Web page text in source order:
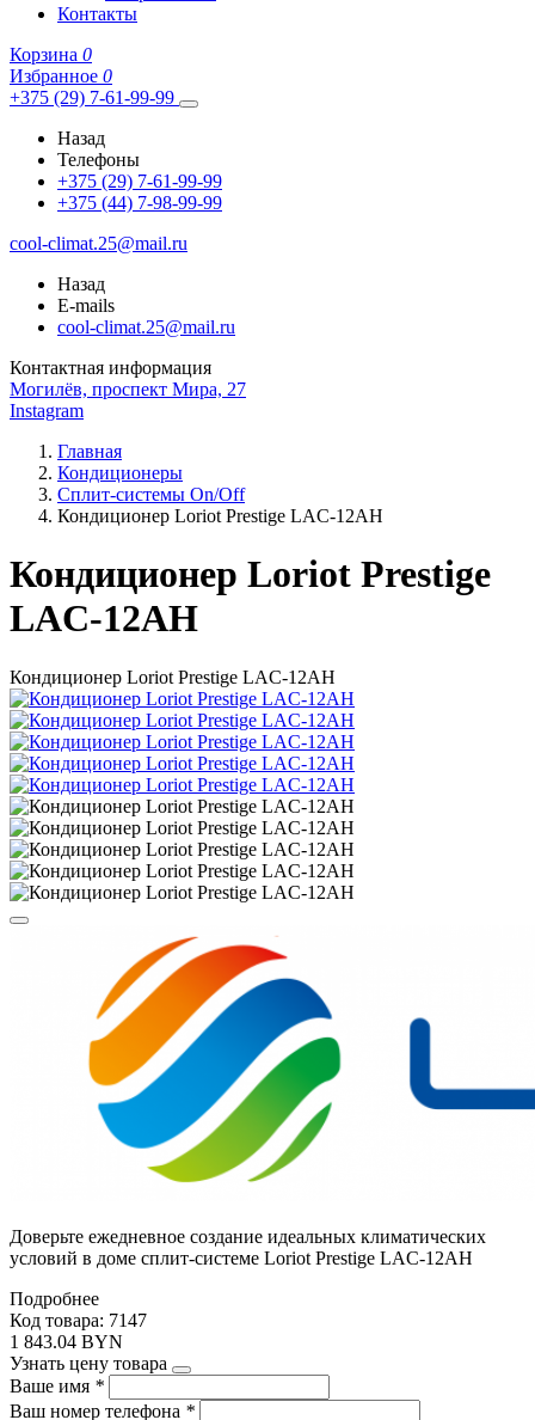
Контакты
Корзина 0
Избранное 0
+375 (29) 7-61-99-99
Назад
Телефоны
+375 (29) 7-61-99-99
+375 (44) 7-98-99-99
cool-climat.25@mail.ru
Назад
E-mails
cool-climat.25@mail.ru
Контактная информация
Могилёв, проспект Мира, 27
Instagram
Главная
Кондиционеры
Сплит-системы On/Off
Кондиционер Loriot Prestige LAC-12AH
Кондиционер Loriot Prestige
LAC-12AH
Кондиционер Loriot Prestige LAC-12AH
Доверьте ежедневное создание идеальных климатических
условий в доме сплит-системе Loriot Prestige LAC-12AH
Подробнее
Код товара: 7147
1 843.04 BYN
Узнать цену товара
Ваше имя *
Ваш номер телефона *